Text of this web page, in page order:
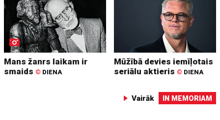
Mans žanrs laikam ir
smaids © DIENA
Mūžībā devies iemīļotais
seriālu aktieris © DIENA
Vairāk IN MEMORIAM